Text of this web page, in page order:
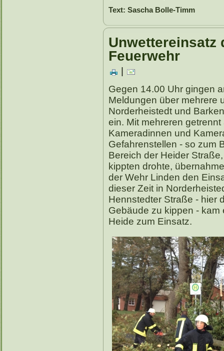
Text: Sascha Bolle-Timm
Unwettereinsatz
Feuerwehr
|
Gegen 14.00 Uhr gingen
Meldungen über mehrere
Norderheistedt und
ein. Mit mehreren
Kameradinnen und
Gefahrenstellen - so zum
Bereich der Heider
kippten drohte,
der Wehr Linden den
dieser Zeit in
Hennstedter Straße - hier
Gebäude zu kippen -
Heide zum Einsatz.